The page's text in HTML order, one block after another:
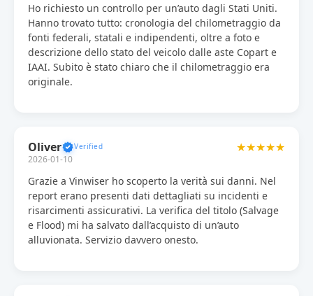
Ho richiesto un controllo per un’auto dagli Stati Uniti.
Hanno trovato tutto: cronologia del chilometraggio da
fonti federali, statali e indipendenti, oltre a foto e
descrizione dello stato del veicolo dalle aste Copart e
IAAI. Subito è stato chiaro che il chilometraggio era
originale.
Oliver
2026-01-10
★★★★★
Grazie a Vinwiser ho scoperto la verità sui danni. Nel
report erano presenti dati dettagliati su incidenti e
risarcimenti assicurativi. La verifica del titolo (Salvage
e Flood) mi ha salvato dall’acquisto di un’auto
alluvionata. Servizio davvero onesto.